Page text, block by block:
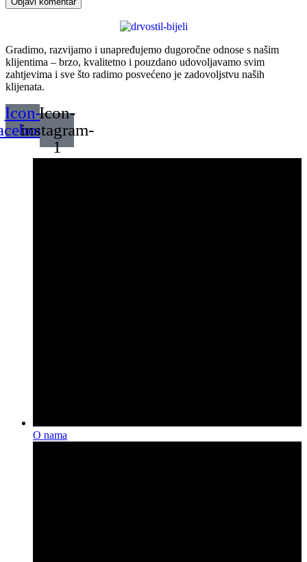
Gradimo, razvijamo i unapređujemo dugoročne odnose s našim
klijentima – brzo, kvalitetno i pouzdano udovoljavamo svim
zahtjevima i sve što radimo posvećeno je zadovoljstvu naših
klijenata.
Icon-Icon-
instagram-
1
O nama